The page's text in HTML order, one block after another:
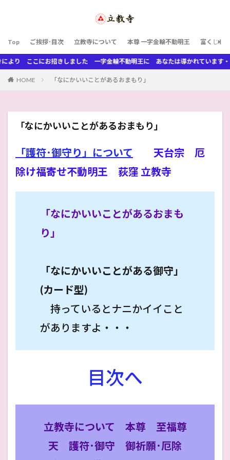
Top ご挨拶･目次 立教寺について 本尊 一字金輪不動明王 富くじ曼
り ここにお招きしました 一字金輪不動明王に あなたは導かれています・
HOME 「なにかいいことがあるおまもり」
「なにかいいことがあるおまもり」
「護符･御守り」について 天台宗 厄
除け福寄せ不動明王 荻窪 立教寺
「なにかいいことがあるおまも
り」
「なにかいいことがある御守」
(カード型)
持っているとナニかイイこと
がありますよ・・・
目次へ
立教寺について 本尊
至福尊
天
護符･御守
御祈願･厄除